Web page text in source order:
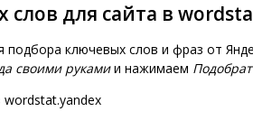
для сайта в
подбора ключевых слов и фраз от
своими рукамии нажимаем